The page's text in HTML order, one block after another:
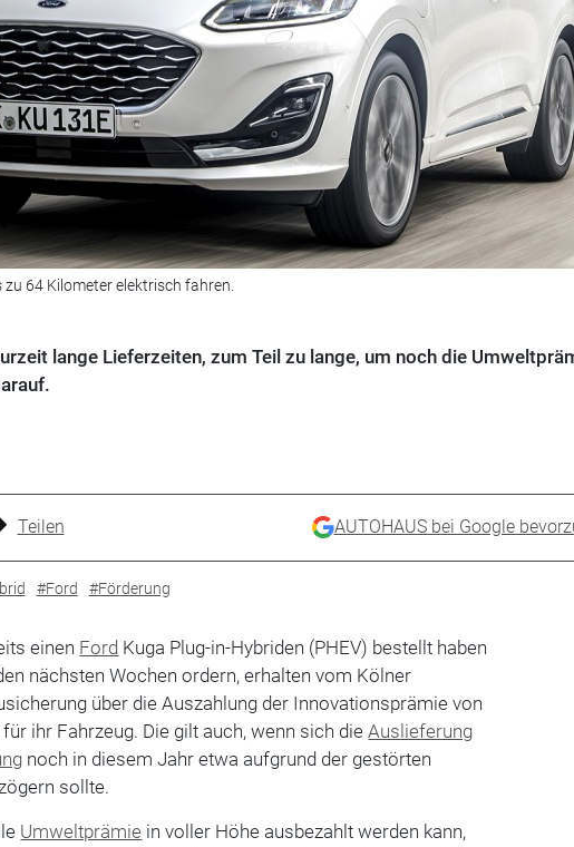
64 Kilometer elektrisch fahren.
lange Lieferzeiten, zum Teil zu lange, um noch die
Teilen AUTOHAUS bei Google
#Ford #Förderung
einen Ford Kuga Plug-in-Hybriden (PHEV) bestellt haben
nächsten Wochen ordern, erhalten vom Kölner
über die Auszahlung der Innovationsprämie von
für ihr Fahrzeug. Die gilt auch, wenn sich dieAuslieferung
noch in diesem Jahr etwa aufgrund der gestörten
sollte.
Umweltprämie in voller Höhe ausbezahlt werden kann,